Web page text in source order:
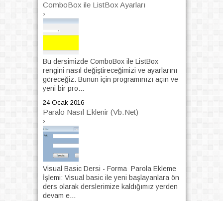
ComboBox ile ListBox Ayarları
›
Bu dersimizde ComboBox ile ListBox
rengini nasıl değiştireceğimizi ve ayarlarını
göreceğiz. Bunun için programınızı açın ve
yeni bir pro...
24 Ocak 2016
Paralo Nasıl Eklenir (Vb.Net)
›
Visual Basic Dersi - Forma Parola Ekleme
İşlemi: Visual basic ile yeni başlayanlara ön
ders olarak derslerimize kaldığımız yerden
devam e...